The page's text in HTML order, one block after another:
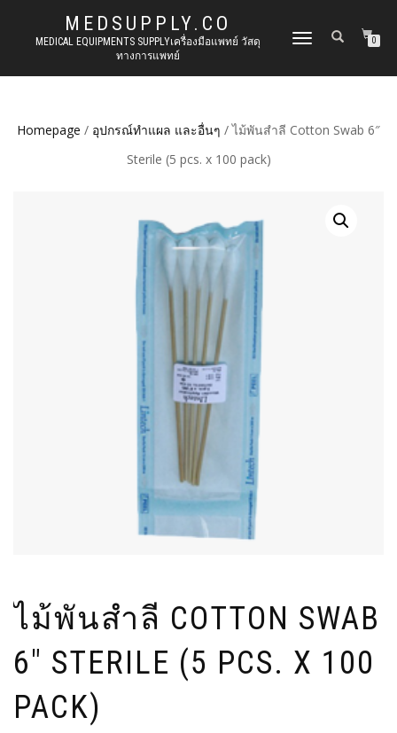
MEDSUPPLY.CO
MEDICAL EQUIPMENTS SUPPLYเครื่องมือแพทย์ วัสดุ
ทางการแพทย์
TOGGLE
0
Homepage / อุปกรณ์ทำแผล และอื่นๆ / ไม้พันสำลี Cotton Swab 6″
Sterile (5 pcs. x 100 pack)
ไม้พันสำลี COTTON SWAB
6″ STERILE (5 PCS. X 100
PACK)